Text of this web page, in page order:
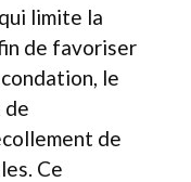
limite la
de favoriser
le
de
de
Ce